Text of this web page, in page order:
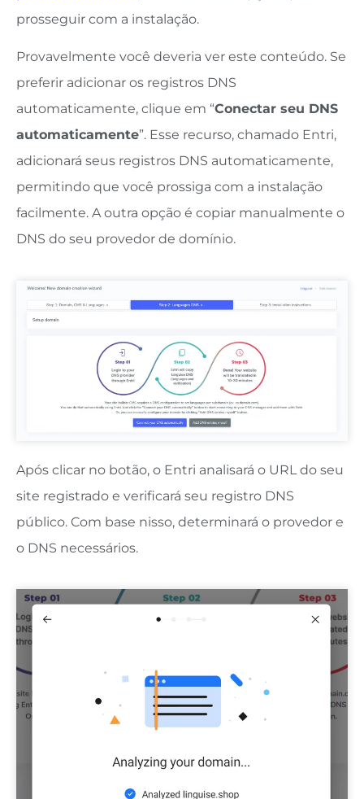
prosseguir com a instalação.
Provavelmente você deveria ver este conteúdo. Se
preferir adicionar os registros DNS
automaticamente, clique em “Conectar seu DNS
automaticamente”. Esse recurso, chamado Entri,
adicionará seus registros DNS automaticamente,
permitindo que você prossiga com a instalação
facilmente. A outra opção é copiar manualmente o
DNS do seu provedor de domínio.
Após clicar no botão, o Entri analisará o URL do seu
site registrado e verificará seu registro DNS
público. Com base nisso, determinará o provedor e
o DNS necessários.